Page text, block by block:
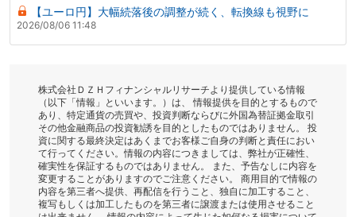
【ユーロ円】大幅続落後の調整が続く、転換線も視野に
2026/08/06 11:48
株式会社ＤＺＨフィナンシャルリサーチより提供している情報
（以下「情報」といいます。）は、 情報提供を目的とするもので
あり、特定通貨の売買や、投資判断ならびに外国為替証拠金取引
その他金融商品の投資勧誘を目的としたものではありません。 投
資に関する最終決定はあくまでお客様ご自身の判断と責任におい
て行ってください。情報の内容につきましては、弊社が正確性、
確実性を保証するものではありません。 また、予告なしに内容を
変更することがありますのでご注意ください。 商用目的で情報の
内容を第三者へ提供、再配信を行うこと、独自に加工すること、
複写もしくは加工したものを第三者に譲渡または使用させること